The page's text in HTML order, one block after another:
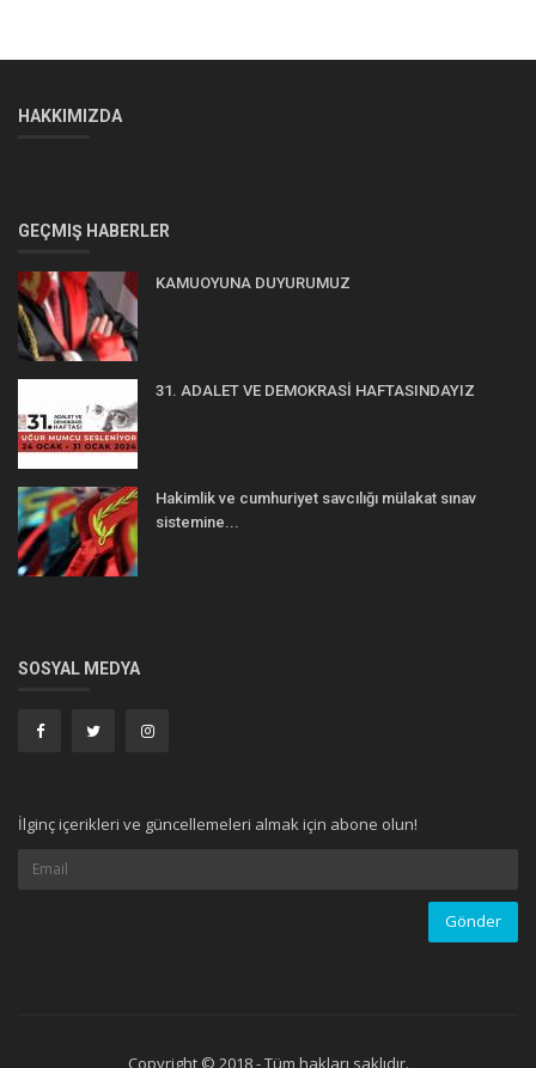
HAKKIMIZDA
GEÇMIŞ HABERLER
KAMUOYUNA DUYURUMUZ
31. ADALET VE DEMOKRASİ HAFTASINDAYIZ
Hakimlik ve cumhuriyet savcılığı mülakat sınav
sistemine...
SOSYAL MEDYA
İlginç içerikleri ve güncellemeleri almak için abone olun!
Copyright © 2018 - Tüm hakları saklıdır.